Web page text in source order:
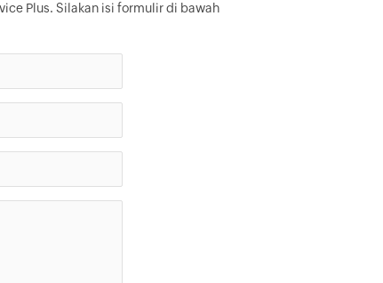
Plus. Silakan isi formulir di bawah